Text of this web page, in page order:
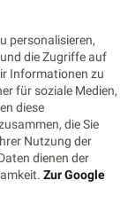
personalisieren,
die Zugriffe auf
Informationen zu
für soziale Medien,
diese
die Sie
Nutzung der
dienen der
Zur Google
und